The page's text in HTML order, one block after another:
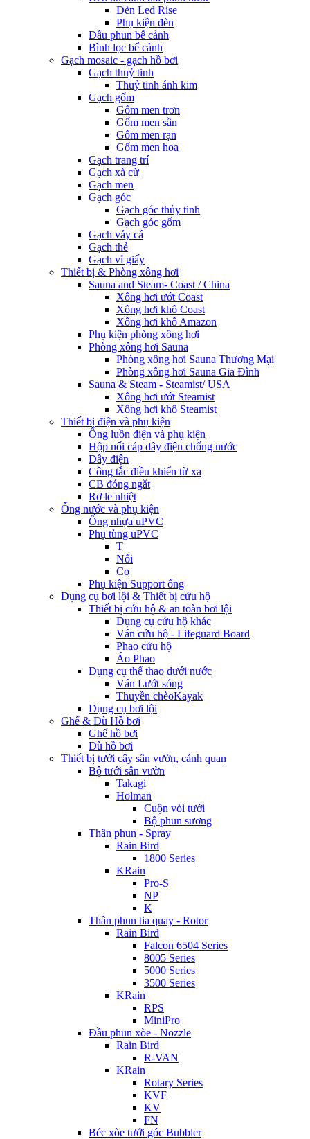
Đèn Led Rise
Phụ kiện đèn
Đầu phun bể cảnh
Bình lọc bể cảnh
Gạch mosaic - gạch hồ bơi
Gạch thuỷ tinh
Thuỷ tinh ánh kim
Gạch gốm
Gốm men trơn
Gốm men sần
Gốm men rạn
Gốm men hoa
Gạch trang trí
Gạch xà cừ
Gạch men
Gạch góc
Gạch góc thủy tinh
Gạch góc gốm
Gạch vảy cá
Gạch thẻ
Gạch vỉ giấy
Thiết bị & Phòng xông hơi
Sauna and Steam- Coast / China
Xông hơi ướt Coast
Xông hơi khô Coast
Xông hơi khô Amazon
Phụ kiện phòng xông hơi
Phòng xông hơi Sauna
Phòng xông hơi Sauna Thương Mại
Phòng xông hơi Sauna Gia Đình
Sauna & Steam - Steamist/ USA
Xông hơi ướt Steamist
Xông hơi khô Steamist
Thiết bị điện và phụ kiện
Ống luồn điện và phụ kiện
Hộp nối cáp dây điện chống nước
Dây điện
Công tắc điều khiển từ xa
CB đóng ngắt
Rơ le nhiệt
Ống nước và phụ kiện
Ống nhựa uPVC
Phụ tùng uPVC
T
Nối
Co
Phụ kiện Support ống
Dụng cụ bơi lội & Thiết bị cứu hộ
Thiết bị cứu hộ & an toàn bơi lội
Dụng cụ cứu hộ khác
Ván cứu hộ - Lifeguard Board
Phao cứu hộ
Áo Phao
Dụng cụ thể thao dưới nước
Ván Lướt sóng
Thuyền chèoKayak
Dụng cụ bơi lội
Ghế & Dù Hồ bơi
Ghế hồ bơi
Dù hồ bơi
Thiết bị tưới cây sân vườn, cảnh quan
Bộ tưới sân vườn
Takagi
Holman
Cuộn vòi tưới
Bộ phun sương
Thân phun - Spray
Rain Bird
1800 Series
KRain
Pro-S
NP
K
Thân phun tia quay - Rotor
Rain Bird
Falcon 6504 Series
8005 Series
5000 Series
3500 Series
KRain
RPS
MiniPro
Đầu phun xòe - Nozzle
Rain Bird
R-VAN
KRain
Rotary Series
KVF
KV
FN
Béc xòe tưới góc Bubbler